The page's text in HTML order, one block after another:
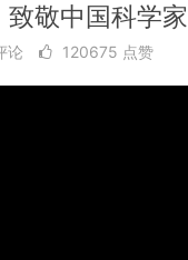
敬中国科学
论 120675 点赞